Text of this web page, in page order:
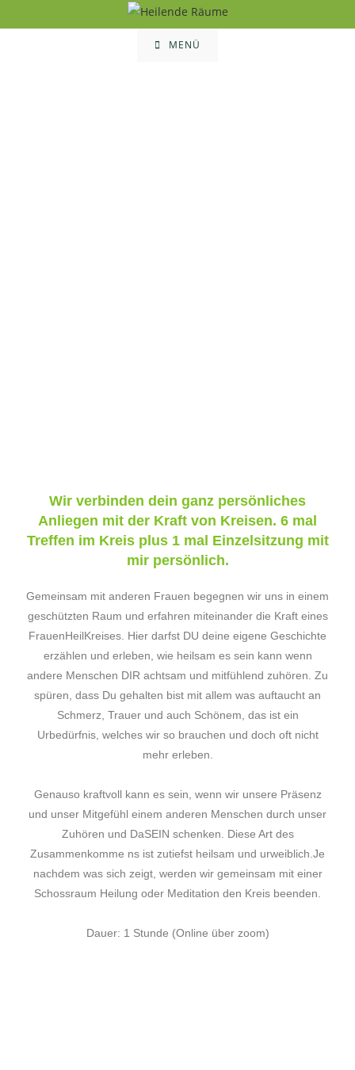
MENÜ
Wir verbinden dein ganz persönliches
Anliegen mit der Kraft von Kreisen. 6 mal
Treffen im Kreis plus 1 mal Einzelsitzung mit
mir persönlich.
Gemeinsam mit anderen Frauen begegnen wir uns in einem
geschützten Raum und erfahren miteinander die Kraft eines
FrauenHeilKreises. Hier darfst DU deine eigene Geschichte
erzählen und erleben, wie heilsam es sein kann wenn
andere Menschen DIR achtsam und mitfühlend zuhören. Zu
spüren, dass Du gehalten bist mit allem was auftaucht an
Schmerz, Trauer und auch Schönem, das ist ein
Urbedürfnis, welches wir so brauchen und doch oft nicht
mehr erleben.
Genauso kraftvoll kann es sein, wenn wir unsere Präsenz
und unser Mitgefühl einem anderen Menschen durch unser
Zuhören und DaSEIN schenken. Diese Art des
Zusammenkomme ns ist zutiefst heilsam und urweiblich.Je
nachdem was sich zeigt, werden wir gemeinsam mit einer
Schossraum Heilung oder Meditation den Kreis beenden.
Dauer: 1 Stunde (Online über zoom)